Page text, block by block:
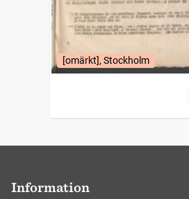
[omärkt], Stockholm
Information